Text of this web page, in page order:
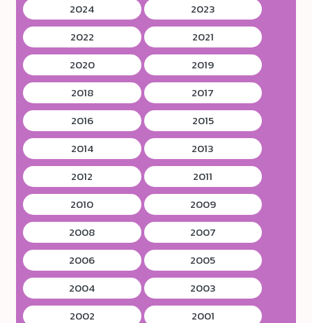
2024
2023
2022
2021
2020
2019
2018
2017
2016
2015
2014
2013
2012
2011
2010
2009
2008
2007
2006
2005
2004
2003
2002
2001